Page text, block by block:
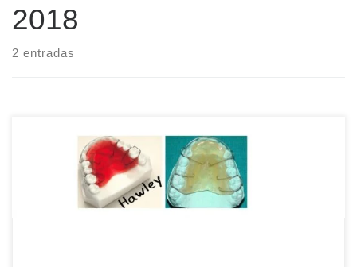
2018
2 entradas
Es una especialidad de la odontología que tiene como
finalidad corregir mal posiciones dentarias y
maxilomandibulares. Podemos diferenciar 3 campos de